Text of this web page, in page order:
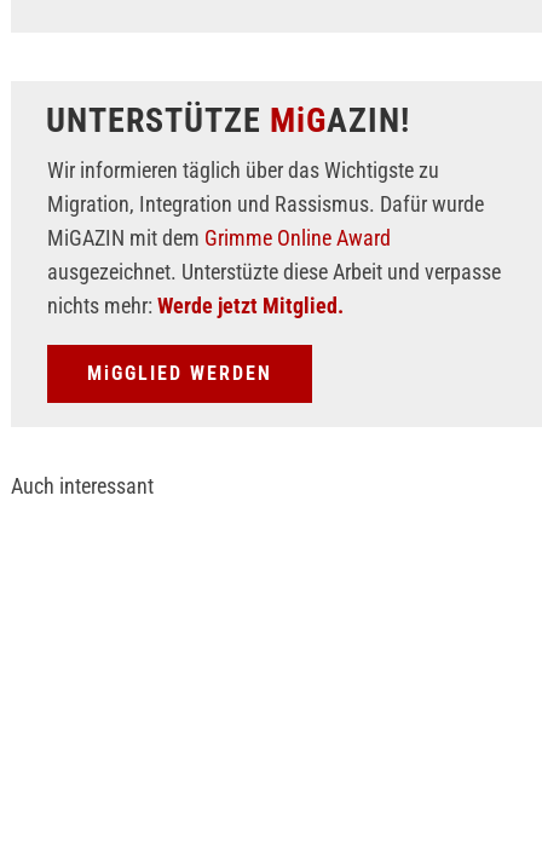
UNTERSTÜTZE MiGAZIN!
Wir informieren täglich über das Wichtigste zu
Migration, Integration und Rassismus. Dafür wurde
MiGAZIN mit dem Grimme Online Award
ausgezeichnet. Unterstüzte diese Arbeit und verpasse
nichts mehr: Werde jetzt Mitglied.
MiGGLIED WERDEN
Auch interessant